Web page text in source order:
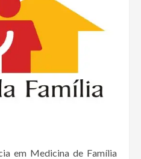
em Medicina de Família